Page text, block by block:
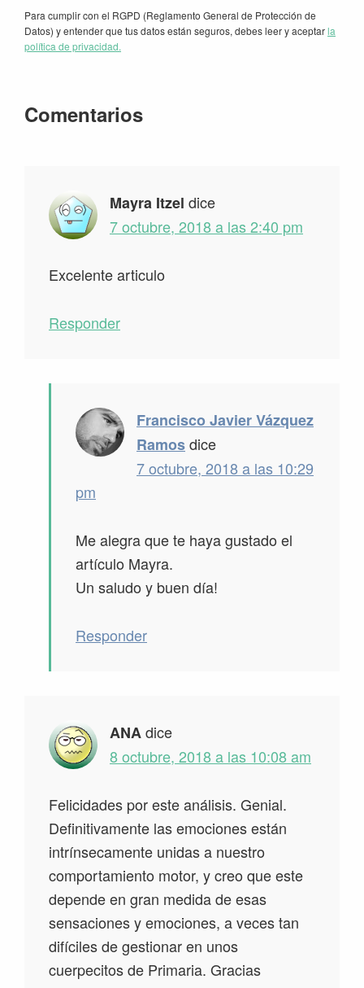
Para cumplir con el RGPD (Reglamento General de Protección de
Datos) y entender que tus datos están seguros, debes leer y aceptarla
política de privacidad.
Interacciones
lectores
Comentarios
Mayra Itzel dice
7 octubre, 2018 a las 2:40 pm
Excelente articulo
Responder
Francisco Javier Vázquez
Ramosdice
7 octubre, 2018 a las 10:29
pm
Me alegra que te haya gustado el
artículo Mayra.
Un saludo y buen día!
Responder
ANAdice
8 octubre, 2018 a las 10:08 am
Felicidades por este análisis. Genial.
Definitivamente las emociones están
intrínsecamente unidas a nuestro
comportamiento motor, y creo que este
depende en gran medida de esas
sensaciones y emociones, a veces tan
difíciles de gestionar en unos
cuerpecitos de Primaria. Gracias